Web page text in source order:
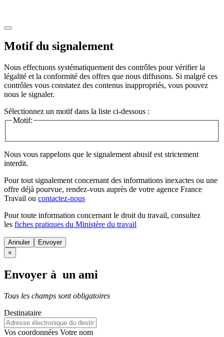
Motif du signalement
Nous effectuons systématiquement des contrôles pour vérifier la
légalité et la conformité des offres que nous diffusons. Si malgré ces
contrôles vous constatez des contenus inappropriés, vous pouvez
nous le signaler.
Sélectionnez un motif dans la liste ci-dessous :
Motif:
Nous vous rappelons que le signalement abusif est strictement
interdit.
Pour tout signalement concernant des informations inexactes ou une
offre déjà pourvue, rendez-vous auprès de votre agence France
Travail ou contactez-nous
Pour toute information concernant le droit du travail, consultez
les fiches pratiques du Ministère du travail
Annuler
×
Envoyer à un ami
Tous les champs sont obligatoires
Destinataire
Vos coordonnées Votre nom